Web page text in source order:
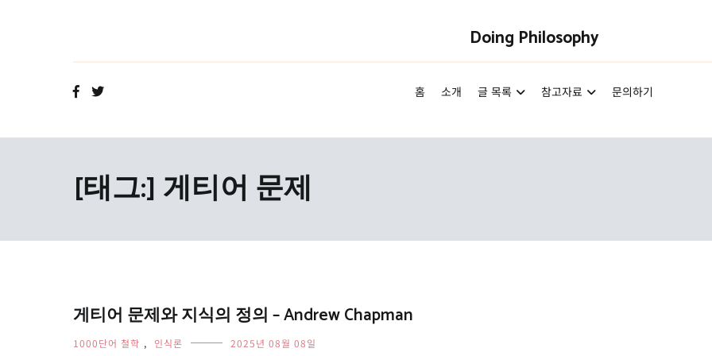
Doing Philosophy
홈 소개 글 목록 참고자료 문의하기
[태그:] 게티어 문제
게티어 문제와 지식의 정의 – Andrew Chapman
1000단어 철학 , 인식론 2025년 08월 08일